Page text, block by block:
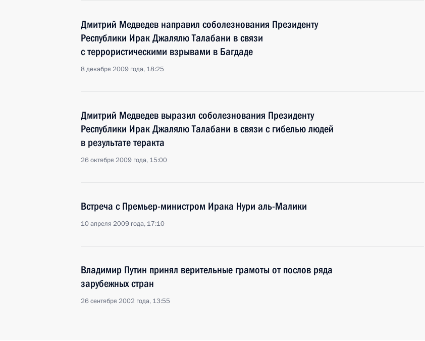
Дмитрий Медведев направил соболезнования Президенту
Республики Ирак Джалялю Талабани в связи
с террористическими взрывами в Багдаде
8 декабря 2009 года, 18:25
Дмитрий Медведев выразил соболезнования Президенту
Республики Ирак Джалялю Талабани в связи с гибелью людей
в результате теракта
26 октября 2009 года, 15:00
Встреча с Премьер-министром Ирака Нури аль-Малики
10 апреля 2009 года, 17:10
Владимир Путин принял верительные грамоты от послов ряда
зарубежных стран
26 сентября 2002 года, 13:55